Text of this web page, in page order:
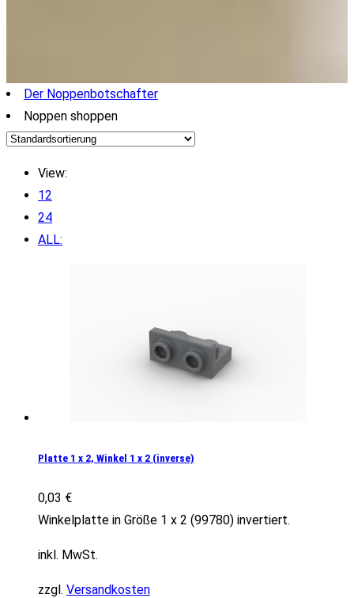
Der Noppenbotschafter
Noppen shoppen
View:
12
24
ALL:
Platte 1 x 2, Winkel 1 x 2 (inverse)
0,03 €
Winkelplatte in Größe 1 x 2 (99780) invertiert.
inkl. MwSt.
zzgl. Versandkosten